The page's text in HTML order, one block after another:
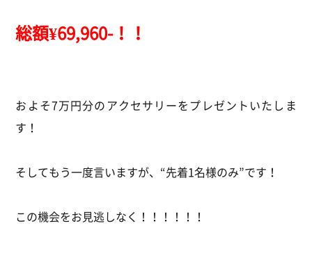
総額¥69,960-！！
およそ7万円分のアクセサリーをプレゼントいたしま
す！
そしてもう一度言いますが、“先着1名様のみ”です！
この機会をお見逃しなく！！！！！！